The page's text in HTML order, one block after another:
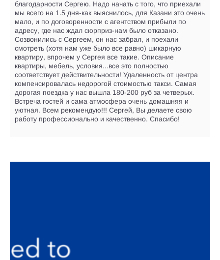
благодарности Сергею. Надо начать с того, что приехали
мы всего на 1.5 дня-как выяснилось, для Казани это очень
мало, и по договоренности с агентством прибыли по
адресу, где нас ждал сюрприз-нам было отказано.
Созвонились с Сергеем, он нас забрал, и поехали
смотреть (хотя нам уже было все равно) шикарную
квартиру, впрочем у Сергея все такие. Описание
квартиры, мебель, условия...все это полностью
соответствует действительности! Удаленность от центра
компенсировалась недорогой стоимостью такси. Самая
дорогая поездка у нас вышла 180-200 руб за четверых.
Встреча гостей и сама атмосфера очень домашняя и
уютная. Всем рекомендую!!! Сергей, Вы делаете свою
работу профессионально и качественно. Спасибо!